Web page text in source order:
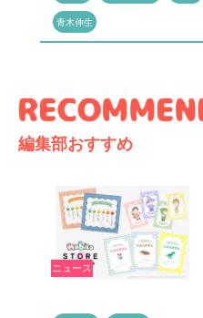
青木伸生
編集部おすすめ
ニュース